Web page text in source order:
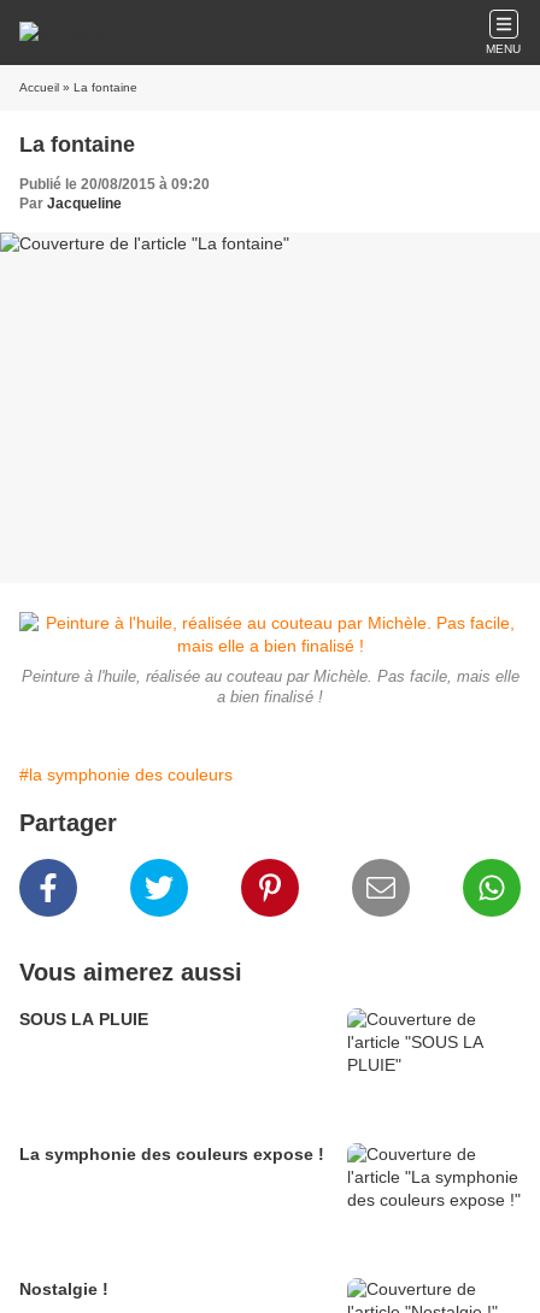
MENU
Accueil » La fontaine
La fontaine
Publié le 20/08/2015 à 09:20
Par Jacqueline
Peinture à l'huile, réalisée au couteau par Michèle. Pas facile, mais elle
a bien finalisé !
#la symphonie des couleurs
Partager
Vous aimerez aussi
SOUS LA PLUIE
La symphonie des couleurs expose !
Nostalgie !